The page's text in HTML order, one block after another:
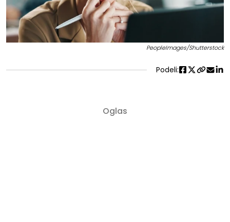
PeopleImages/Shutterstock
Podeli: